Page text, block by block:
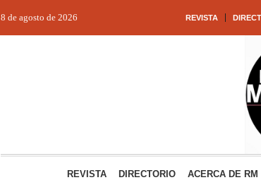
REVISTA
8 de agosto de 2026
REVISTA DIRECTORIO ACERCA DE RM